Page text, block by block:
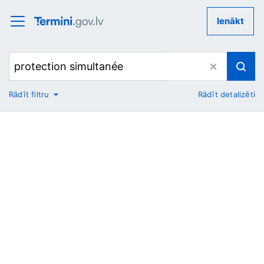
Ienākt
No
Rādīt filtru Rādīt detalizēti